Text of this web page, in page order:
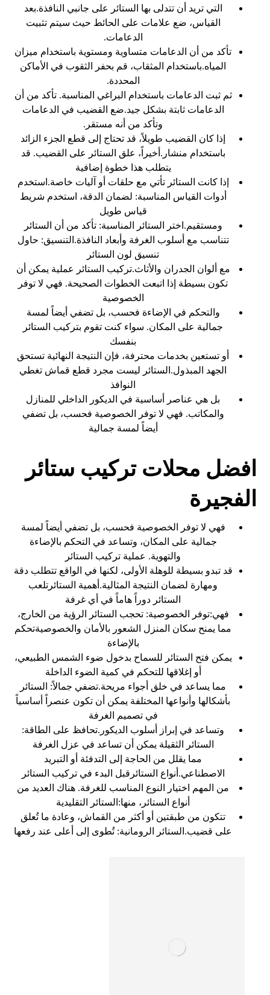
التي تريد أن تتدلى بها الستائر على جانبي النافذة.بعد
القياس، ضع علامات على الحائط حيث سيتم تثبيت
الدعامات.
تأكد من أن الدعامات متساوية ومستوية باستخدام ميزان
المياه.باستخدام المثقاب، قم بحفر الثقوب في الأماكن
المحددة.
ثم ثبت الدعامات باستخدام البراغي المناسبة. تأكد من أن
الدعامات ثابتة بشكل جيد.ضع القضيب في الدعامات
وتأكد من أنه مستقر.
إذا كان القضيب طويلاً، قد تحتاج إلى قطع الجزء الزائد
باستخدام منشار.أخيراً، علق الستائر على القضيب. قد
يتطلب هذا خطوة إضافية
إذا كانت الستائر تأتي مع حلقات أو آليات خاصة.استخدم
أدوات القياس المناسبة: لضمان الدقة، استخدم شريط
قياس طويل
ومستقيم.اختر الستائر المناسبة: تأكد من أن الستائر
تتناسب مع أسلوب الغرفة وأبعاد النافذة.التنسيق: حاول
تنسيق لون الستائر
مع ألوان الجدران والأثاث.تركيب الستائر عملية يمكن أن
تكون بسيطة إذا اتبعت الخطوات الصحيحة. فهي لا توفر
الخصوصية
والتحكم في الإضاءة فحسب، بل تضفي أيضاً لمسة
جمالية على المكان. سواء كنت تقوم بتركيب الستائر
بنفسك
أو تستعين بخدمات محترفة، فإن النتيجة النهائية تستحق
الجهد المبذول.الستائر ليست مجرد قطع قماش تغطي
النوافذ
بل هي عناصر أساسية في الديكور الداخلي للمنازل
والمكاتب. فهي لا توفر الخصوصية فحسب، بل تضفي
أيضاً لمسة جمالية
افضل محلات تركيب ستائر
الفجيرة
فهي لا توفر الخصوصية فحسب، بل تضفي أيضاً لمسة
جمالية على المكان، وتساعد في التحكم بالإضاءة
والتهوية. عملية تركيب الستائر
قد تبدو بسيطة للوهلة الأولى، لكنها في الواقع تتطلب دقة
ومهارة لضمان النتيجة المثالية.أهمية الستائرتلعب
الستائر دوراً هاماً في أي غرفة
فهي:توفر الخصوصية: تحجب الستائر الرؤية من الخارج،
مما يمنح سكان المنزل الشعور بالأمان والخصوصيةتحكم
بالإضاءة
يمكن فتح الستائر للسماح بدخول ضوء الشمس الطبيعي،
أو إغلاقها للتحكم في كمية الضوء الداخلة
مما يساعد في خلق أجواء مريحة.تضفي جمالاً: الستائر
بأشكالها وأنواعها المختلفة يمكن أن تكون عنصراً أساسياً
في تصميم الغرفة
وتساعد في إبراز أسلوب الديكور.تحافظ على الطاقة:
الستائر الثقيلة يمكن أن تساعد في عزل الغرفة
مما يقلل من الحاجة إلى التدفئة أو التبريد
الاصطناعي.أنواع الستائرقبل البدء في تركيب الستائر
من المهم اختيار النوع المناسب للغرفة. هناك العديد من
أنواع الستائر، منها:الستائر التقليدية
تتكون من طبقتين أو أكثر من القماش، وعادة ما تُعلق
على قضيب.الستائر الرومانية: تُطوى إلى أعلى عند رفعها